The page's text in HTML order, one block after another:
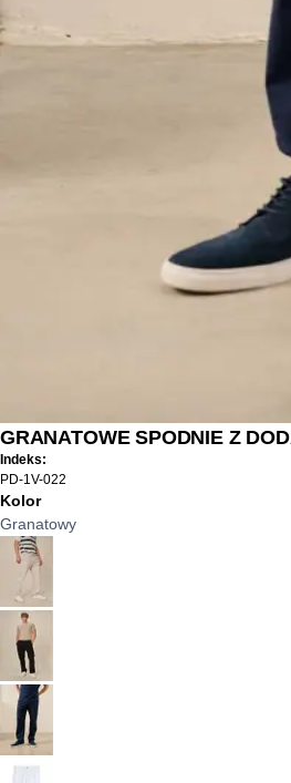
GRANATOWE SPODNIE Z
Indeks:
PD-1V-022
Kolor
Granatowy